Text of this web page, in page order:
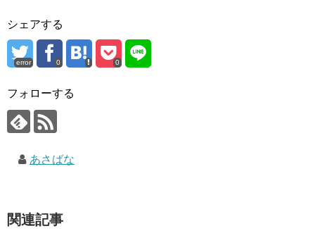
シェアする
error 0 0
フォローする
あさばな
関連記事